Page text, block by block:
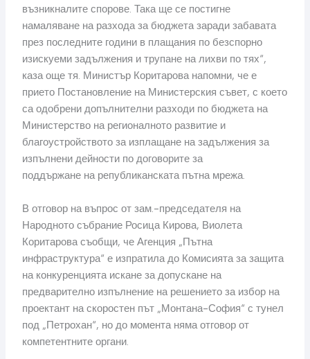
възникналите спорове. Така ще се постигне
намаляване на разхода за бюджета заради забавата
през последните години в плащания по безспорно
изискуеми задължения и трупане на лихви по тях“,
каза още тя. Министър Коритарова напомни, че е
прието Постановление на Министерския съвет, с което
са одобрени допълнителни разходи по бюджета на
Министерство на регионалното развитие и
благоустройството за изплащане на задължения за
изпълнени дейности по договорите за
поддържане на републиканската пътна мрежа.
В отговор на въпрос от зам.-председателя на
Народното събрание Росица Кирова, Виолета
Коритарова съобщи, че Агенция „Пътна
инфраструктура“ е изпратила до Комисията за защита
на конкуренцията искане за допускане на
предварително изпълнение на решението за избор на
проектант на скоростен път „Монтана-София“ с тунел
под „Петрохан“, но до момента няма отговор от
компетентните органи.